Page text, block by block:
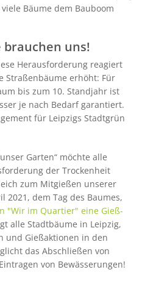
Bäume dem Bauboom
brauchen uns!
Herausforderung reagiert
Straßenbäume erhöht: Für
bis zum 10. Standjahr ist
je nach Bedarf garantiert.
für Leipzigs Stadtgrün
unser Garten“ möchte alle
der Trockenheit
zum Mitgießen unserer
2021, dem Tag des Baumes,
"Wir im Quartier" eine Gieß-
alle Stadtbäume in Leipzig,
und Gießaktionen in den
das Abschließen von
von Bewässerungen!